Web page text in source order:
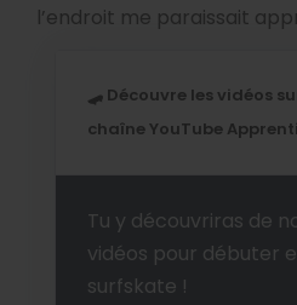
l’endroit me paraissait
🛹 Découvre les vidéos
chaîne YouTube
Tu y découvriras de
vidéos pour débuter
surfskate !